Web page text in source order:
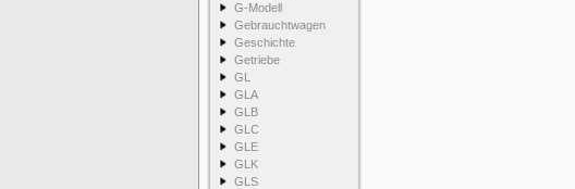
G-Modell
Gebrauchtwagen
Geschichte
Getriebe
GL
GLA
GLB
GLC
GLE
GLK
GLS